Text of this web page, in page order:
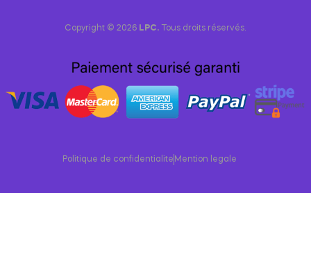
Copyright © 2026 LPC. Tous droits réservés.
Politique de confidentialite Mention legale